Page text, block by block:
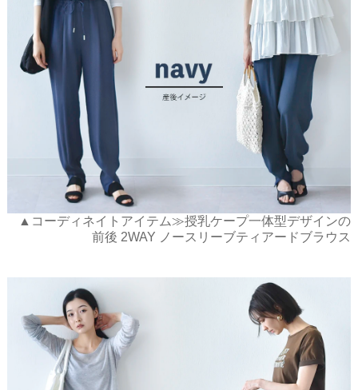
▲コーディネイトアイテム≫授乳ケープ一体型デザインの
前後 2WAY ノースリーブティアードブラウス